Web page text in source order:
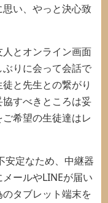
い、やっと決心致
とオンライン画面
りに会って会話で
と先生との繋がり
すべきところは妥
希望の生徒達はレ
安定なため、中継器
ールやLINEが届い
タブレット端末を